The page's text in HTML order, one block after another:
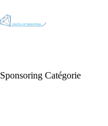
Sponsoring Catégorie